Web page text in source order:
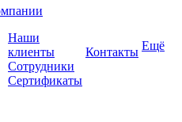
Наши
клиенты
Сотрудники
Сертификаты
Контакты Ещё